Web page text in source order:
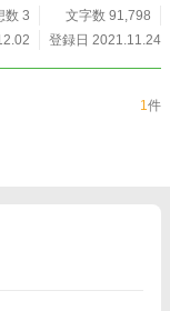
数 3
文字数 91,798
登録日 2021.11.24
1件